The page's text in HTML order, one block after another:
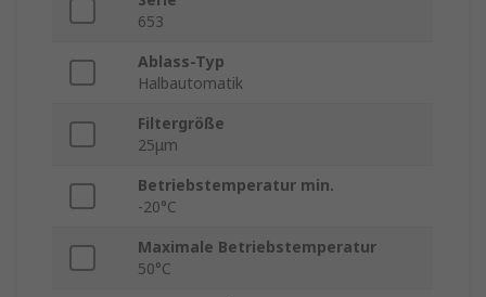
653
Ablass-Typ
Halbautomatik
Filtergröße
25μm
Betriebstemperatur min.
-20°C
Maximale Betriebstemperatur
50°C